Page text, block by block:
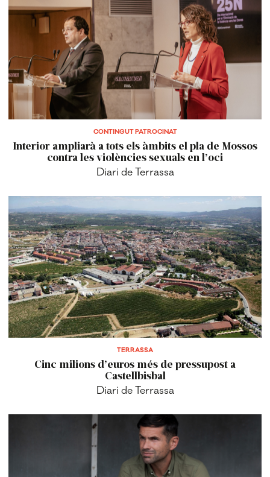
CONTINGUT PATROCINAT
Interior ampliarà a tots els àmbits el pla de Mossos
contra les violències sexuals en l’oci
Diari de Terrassa
TERRASSA
Cinc milions d’euros més de pressupost a
Castellbisbal
Diari de Terrassa